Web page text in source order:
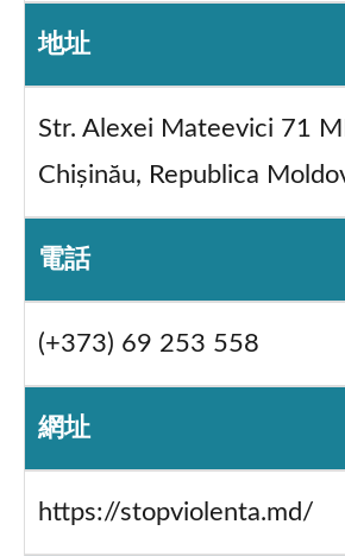
地址
Str. Alexei Mateevici 71
Chișinău, Republica
電話
(+373) 69 253 558
網址
https://stopviolenta.md/